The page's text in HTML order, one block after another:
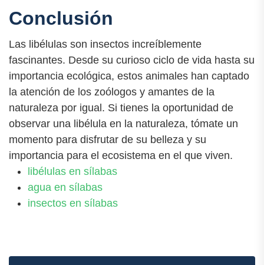
Conclusión
Las libélulas son insectos increíblemente
fascinantes. Desde su curioso ciclo de vida hasta su
importancia ecológica, estos animales han captado
la atención de los zoólogos y amantes de la
naturaleza por igual. Si tienes la oportunidad de
observar una libélula en la naturaleza, tómate un
momento para disfrutar de su belleza y su
importancia para el ecosistema en el que viven.
libélulas en sílabas
agua en sílabas
insectos en sílabas